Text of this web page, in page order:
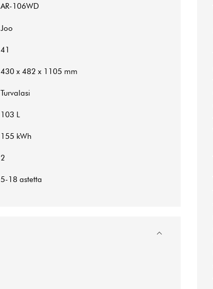
AR-106WD
Joo
41
430 x 482 x 1105 mm
Turvalasi
103 L
155 kWh
2
5-18 astetta